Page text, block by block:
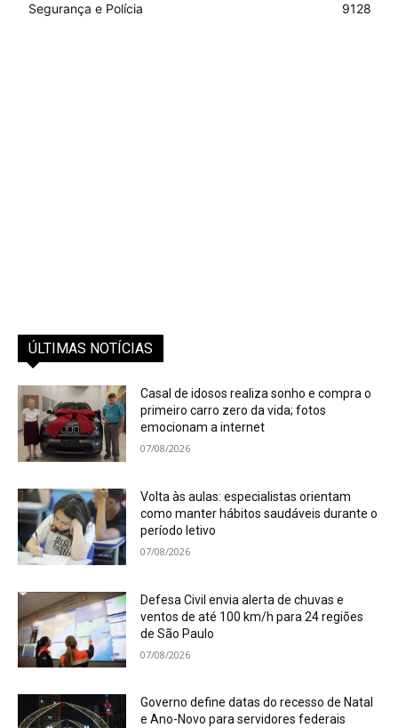
Segurança e Polícia
9128
ÚLTIMAS NOTÍCIAS
Casal de idosos realiza sonho e compra o
primeiro carro zero da vida; fotos
emocionam a internet
07/08/2026
Volta às aulas: especialistas orientam
como manter hábitos saudáveis durante o
período letivo
07/08/2026
Defesa Civil envia alerta de chuvas e
ventos de até 100 km/h para 24 regiões
de São Paulo
07/08/2026
Governo define datas do recesso de Natal
e Ano-Novo para servidores federais